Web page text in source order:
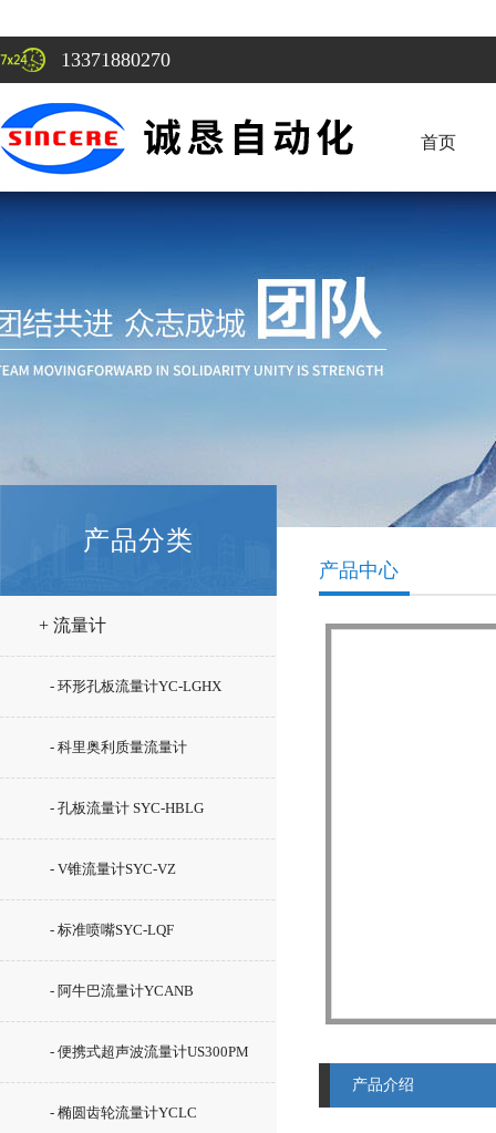
13371880270
首页
产品分类
+ 流量计
- 环形孔板流量计YC-LGHX
- 科里奥利质量流量计
ROTAMASS
- 孔板流量计 SYC-HBLG
- V锥流量计SYC-VZ
- 标准喷嘴SYC-LQF
- 阿牛巴流量计YCANB
- 便携式超声波流量计US300PM
- 椭圆齿轮流量计YCLC
产品中心
产品介绍